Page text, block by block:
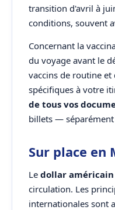
transition d'avril à
conditions, souvent
Concernant la
du voyage avant le
vaccins de routine
spécifiques à votre
de tous vos
billets —
Sur place en
Le dollar américain
circulation. Les
internationales sont